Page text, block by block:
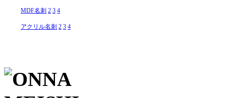
MDF名刺 2 3 4
アクリル名刺 2 3 4